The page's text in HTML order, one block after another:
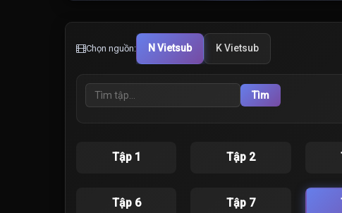
Chọn nguồn: N Vietsub K Vietsub
Tìm
Tập 1 Tập 2
Tập 6 Tập 7